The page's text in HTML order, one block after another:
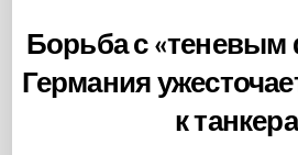
Борьба с
Германия
к